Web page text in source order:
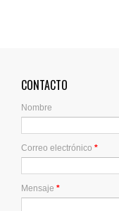
CONTACTO
Nombre
Correo electrónico*
Mensaje*